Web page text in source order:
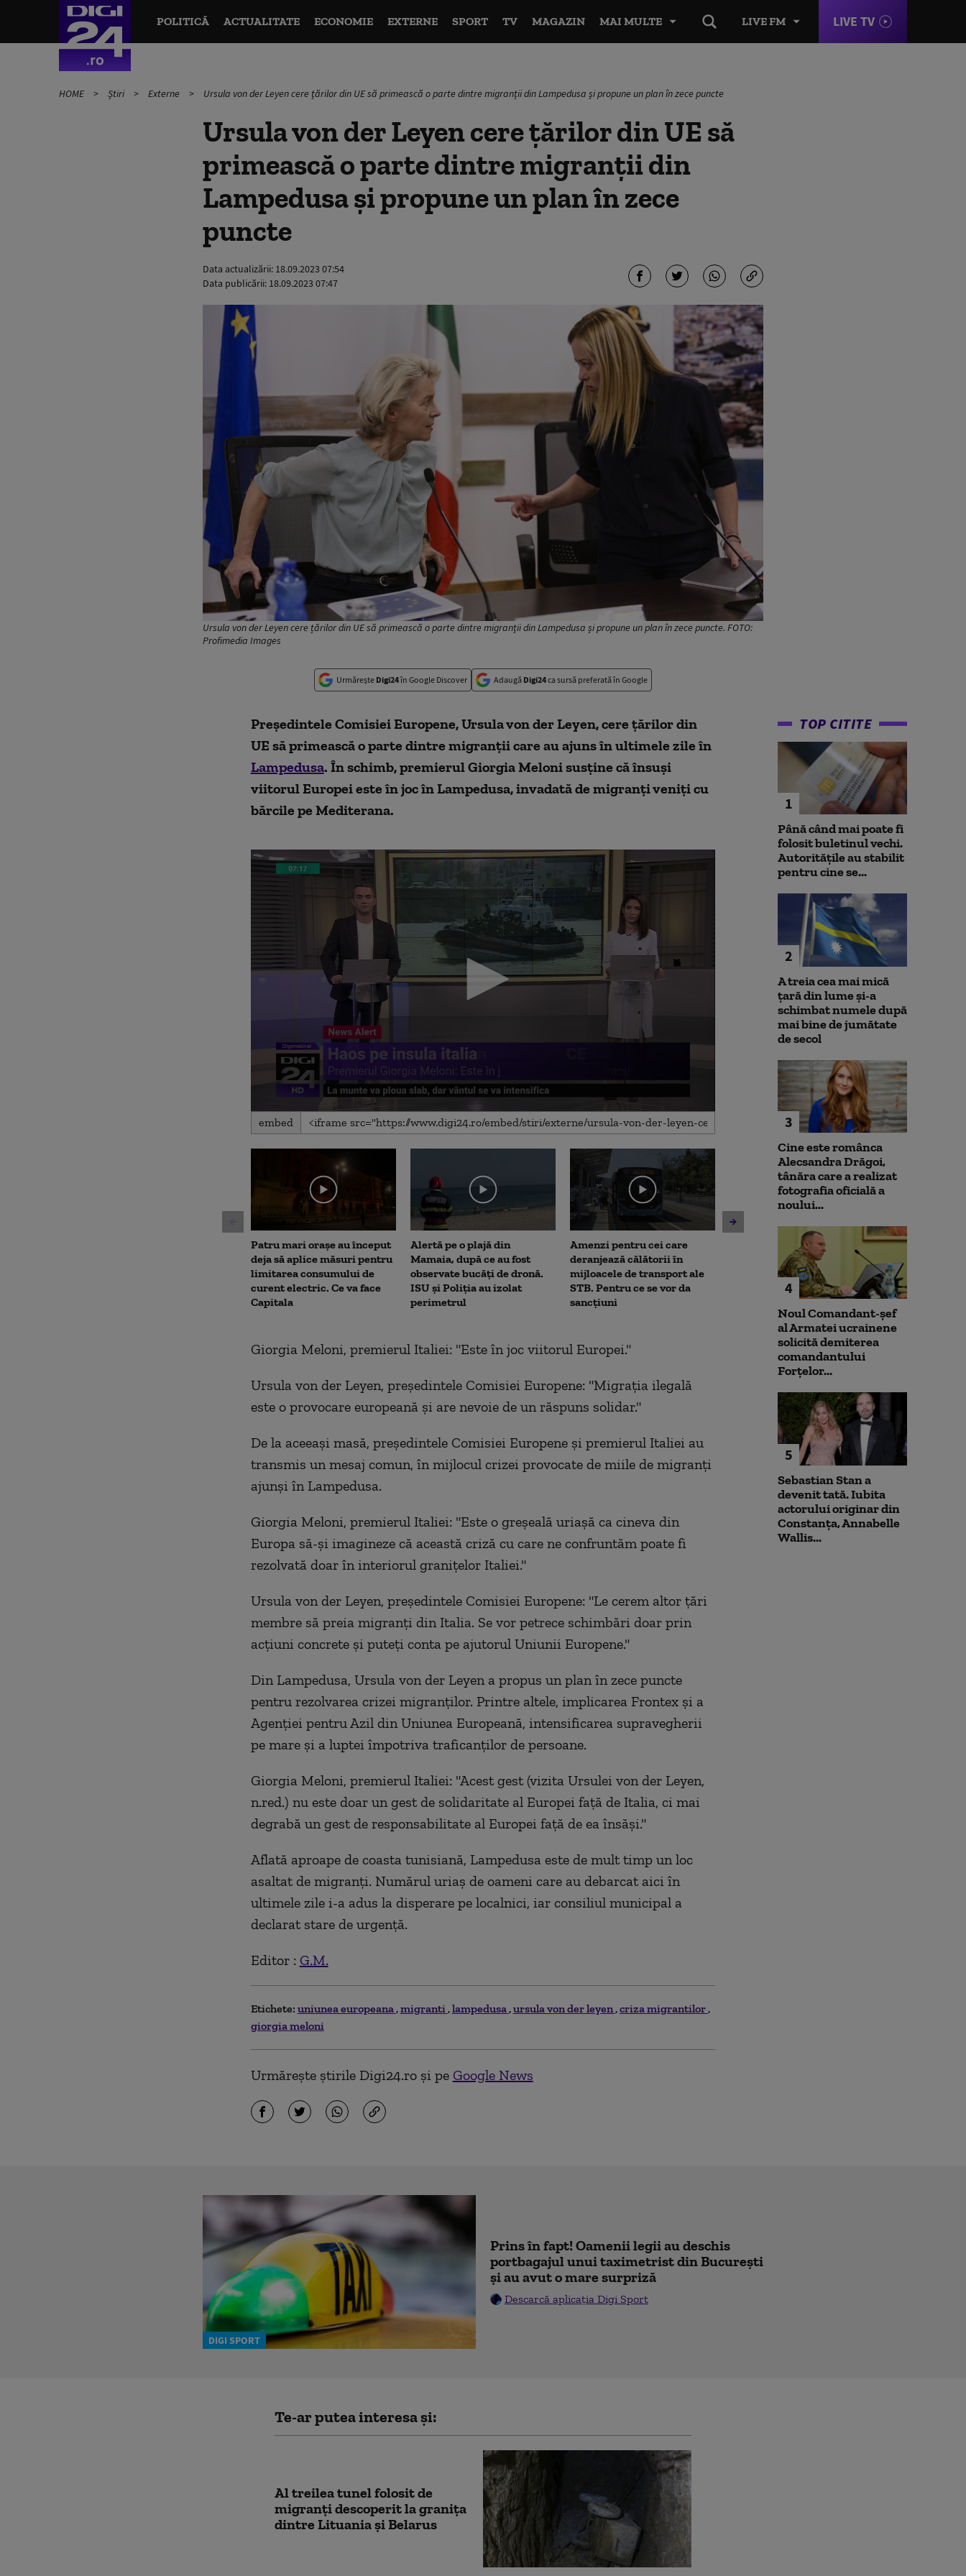
LIVE FM LIVE TV
POLITICĂ ACTUALITATE ECONOMIE EXTERNE SPORT TV MAGAZIN MAI MULTE
HOME Știri Externe Ursula von der Leyen cere țărilor din UE să primească o parte dintre migranții din Lampedusa și propune un plan în zece puncte
Ursula von der Leyen cere țărilor din UE să
primească o parte dintre migranții din
Lampedusa și propune un plan în zece
puncte
Data actualizării: 18.09.2023 07:54
Data publicării: 18.09.2023 07:47
Ursula von der Leyen cere țărilor din UE să primească o parte dintre migranții din Lampedusa și propune un plan în zece puncte. FOTO:
Profimedia Images
Urmărește Digi24în Google Discover Adaugă Digi24ca sursă preferată în Google
Președintele Comisiei Europene, Ursula von der Leyen, cere țărilor din
UE să primească o parte dintre migranții care au ajuns în ultimele zile în
Lampedusa. În schimb, premierul Giorgia Meloni susține că însuși
viitorul Europei este în joc în Lampedusa, invadată de migranți veniți cu
bărcile pe Mediterana.
0
seconds
2
Volume
90%
embed
Patru mari orașe au început
deja să aplice măsuri pentru
limitarea consumului de
curent electric. Ce va face
Capitala
Alertă pe o plajă din
Mamaia, după ce au fost
observate bucăți de dronă.
ISU și Poliția au izolat
perimetrul
Amenzi pentru cei care
deranjează călătorii în
mijloacele de transport ale
STB. Pentru ce se vor da
sancțiuni
Un asistent medical din SUA
pune la pământ un pacient
violent. Ce nu a știut
bărbatul agresiv atunci când
Jihadiști
Giorgia Meloni, premierul Italiei: "Este în joc viitorul Europei."
Ursula von der Leyen, președintele Comisiei Europene: "Migrația ilegală
este o provocare europeană și are nevoie de un răspuns solidar."
De la aceeași masă, președintele Comisiei Europene și premierul Italiei au
transmis un mesaj comun, în mijlocul crizei provocate de miile de migranți
ajunși în Lampedusa.
Giorgia Meloni, premierul Italiei: "Este o greșeală uriașă ca cineva din
Europa să-și imagineze că această criză cu care ne confruntăm poate fi
rezolvată doar în interiorul granițelor Italiei."
Ursula von der Leyen, președintele Comisiei Europene: "Le cerem altor țări
membre să preia migranți din Italia. Se vor petrece schimbări doar prin
acțiuni concrete și puteți conta pe ajutorul Uniunii Europene."
Din Lampedusa, Ursula von der Leyen a propus un plan în zece puncte
pentru rezolvarea crizei migranților. Printre altele, implicarea Frontex și a
Agenției pentru Azil din Uniunea Europeană, intensificarea supravegherii
pe mare și a luptei împotriva traficanților de persoane.
Giorgia Meloni, premierul Italiei: "Acest gest (vizita Ursulei von der Leyen,
n.red.) nu este doar un gest de solidaritate al Europei față de Italia, ci mai
degrabă un gest de responsabilitate al Europei față de ea însăși."
Aflată aproape de coasta tunisiană, Lampedusa este de mult timp un loc
asaltat de migranți. Numărul uriaș de oameni care au debarcat aici în
ultimele zile i-a adus la disperare pe localnici, iar consiliul municipal a
declarat stare de urgenţă.
Editor : G.M.
Etichete: uniunea europeana migranti lampedusa ursula von der leyen criza migrantilor
giorgia meloni
Urmărește știrile Digi24.ro și pe Google News
TOP CITITE
1
Până când mai poate fi
folosit buletinul vechi.
Autoritățile au stabilit
pentru cine se...
2
A treia cea mai mică
țară din lume și-a
schimbat numele după
mai bine de jumătate
de secol
3
Cine este românca
Alecsandra Drăgoi,
tânăra care a realizat
fotografia oficială a
noului...
4
Noul Comandant-șef
al Armatei ucrainene
solicită demiterea
comandantului
Forțelor...
5
Sebastian Stan a
devenit tată. Iubita
actorului originar din
Constanța, Annabelle
Wallis...
DIGI SPORT
Prins în fapt! Oamenii legii au deschis
portbagajul unui taximetrist din București
și au avut o mare surpriză
Descarcă aplicația Digi Sport
Te-ar putea interesa și:
Al treilea tunel folosit de
migranți descoperit la granița
dintre Lituania și Belarus